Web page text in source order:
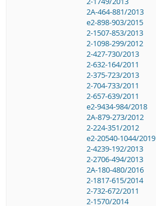
2A-464-881/2013
e2-898-903/2015
2-1507-853/2013
2-1098-299/2012
2-427-730/2013
2-632-164/2011
2-375-723/2013
2-704-733/2011
2-657-639/2011
e2-9434-984/2018
2A-879-273/2012
2-224-351/2012
e2-20540-1044/2019
2-4239-192/2013
2-2706-494/2013
2A-180-480/2016
2-1817-615/2014
2-732-672/2011
2-1570/2014